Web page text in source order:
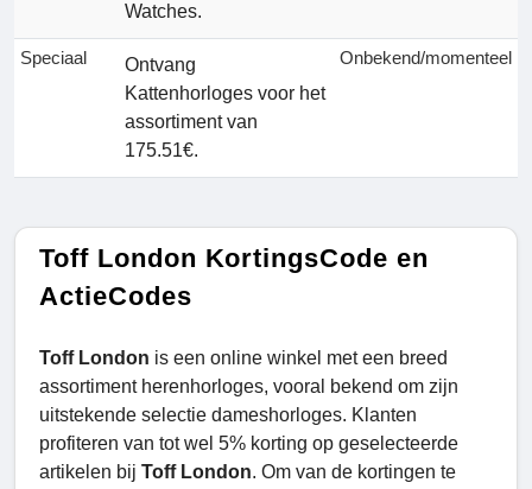
Watches.
Speciaal
Ontvang
Kattenhorloges voor het
assortiment van
175.51€.
Onbekend/momenteel
Toff London KortingsCode en
ActieCodes
Toff London is een online winkel met een breed
assortiment herenhorloges, vooral bekend om zijn
uitstekende selectie dameshorloges. Klanten
profiteren van tot wel 5% korting op geselecteerde
artikelen bij Toff London. Om van de kortingen te